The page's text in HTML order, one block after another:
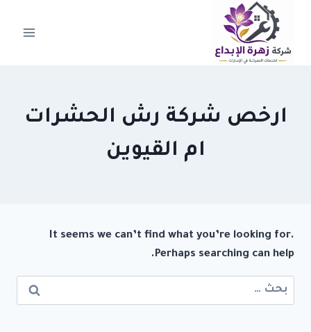
التجاوز
المحتوى
ارخص شركة رش الحشرات
ام القيوين
It seems we can’t find what you’re looking for.
Perhaps searching can help.
البحث
عن: